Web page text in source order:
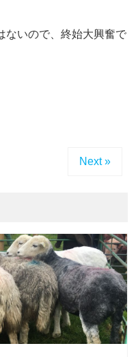
ないので、終始大興奮で
Next »